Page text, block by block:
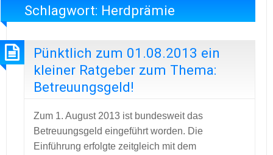
Schlagwort: Herdprämie
Pünktlich zum 01.08.2013 ein
kleiner Ratgeber zum Thema:
Betreuungsgeld!
Zum 1. August 2013 ist bundesweit das
Betreuungsgeld eingeführt worden. Die
Einführung erfolgte zeitgleich mit dem